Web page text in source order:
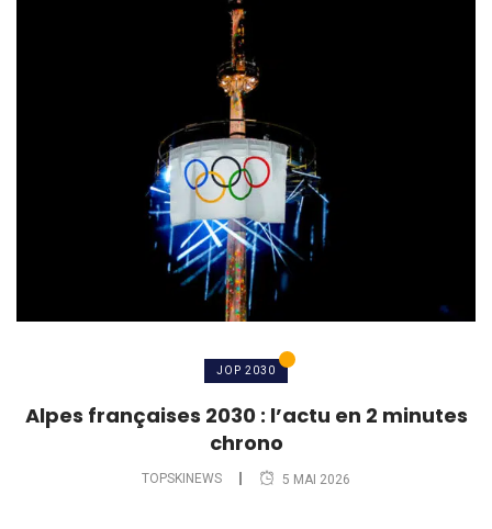
JOP 2030
Alpes françaises 2030 : l’actu en 2 minutes
chrono
TOPSKINEWS 5 MAI 2026